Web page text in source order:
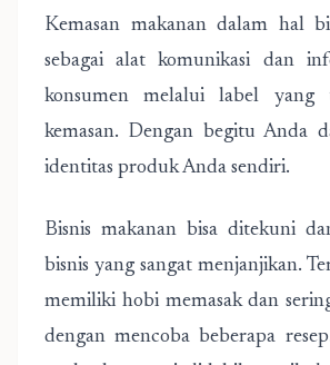
Kemasan makanan dalam hal
sebagai alat komunikasi dan
konsumen melalui label yang
kemasan. Dengan begitu Anda
identitas produk Anda sendiri.
Bisnis makanan bisa ditekuni
bisnis yang sangat menjanjikan.
memiliki hobi memasak dan
dengan mencoba beberapa